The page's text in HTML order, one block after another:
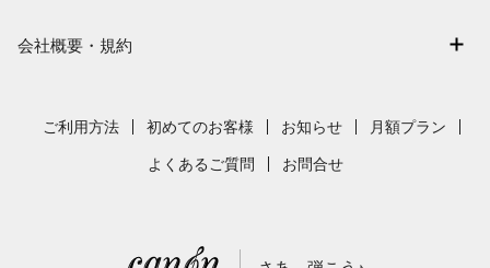
まもなく配信
保育
発表会
新沢としひこ
会社概要・規約
採用情報
ご利用方法 初めてのお客様 お知らせ 月額プラン
よくあるご質問 お問合せ